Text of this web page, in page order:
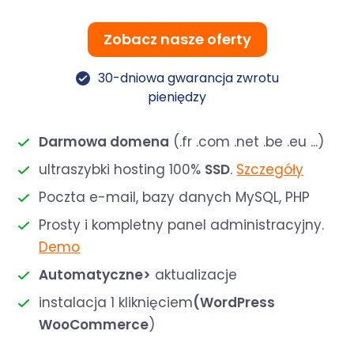
Darmowa domena (.fr .com .net .be .eu ...)
ultraszybki hosting 100% SSD. Szczegóły
Poczta e-mail, bazy danych MySQL, PHP
Prosty i kompletny panel administracyjny.
Demo
Automatyczne> aktualizacje
instalacja 1 kliknięciem(WordPress
WooCommerce)
Zobacz nasze oferty
30-dniowa gwarancja zwrotu
pieniędzy